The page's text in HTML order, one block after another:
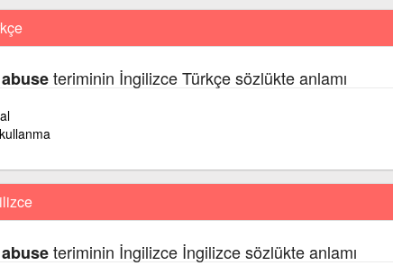
teriminin İngilizce Türkçe sözlükte anlamı
teriminin İngilizce İngilizce sözlükte anlamı